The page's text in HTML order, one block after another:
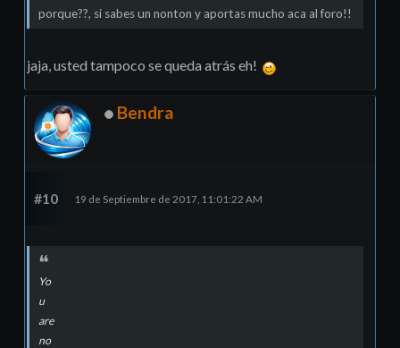
porque??, si sabes un nonton y aportas mucho aca al foro!!
jaja, usted tampoco se queda atrás eh!
Bendra
#10 19 de Septiembre de 2017, 11:01:22 AM
Yo
u
are
no